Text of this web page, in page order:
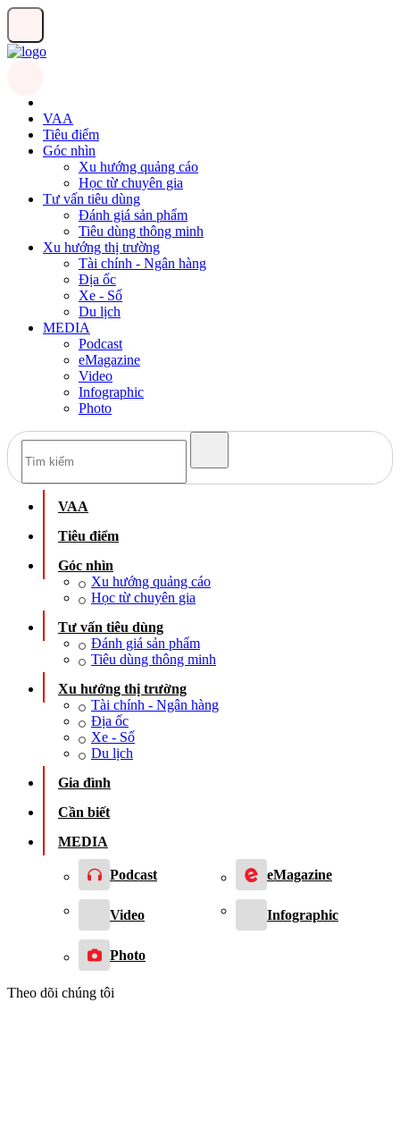
VAA
Tiêu điểm
Góc nhìn
Xu hướng quảng cáo
Học từ chuyên gia
Tư vấn tiêu dùng
Đánh giá sản phẩm
Tiêu dùng thông minh
Xu hướng thị trường
Tài chính - Ngân hàng
Địa ốc
Xe - Số
Du lịch
MEDIA
Podcast
eMagazine
Video
Infographic
Photo
VAA
Tiêu điểm
Góc nhìn
Xu hướng quảng cáo
Học từ chuyên gia
Tư vấn tiêu dùng
Đánh giá sản phẩm
Tiêu dùng thông minh
Xu hướng thị trường
Tài chính - Ngân hàng
Địa ốc
Xe - Số
Du lịch
Gia đình
Cần biết
MEDIA
Podcast eMagazine
Video Infographic
Photo
Theo dõi chúng tôi